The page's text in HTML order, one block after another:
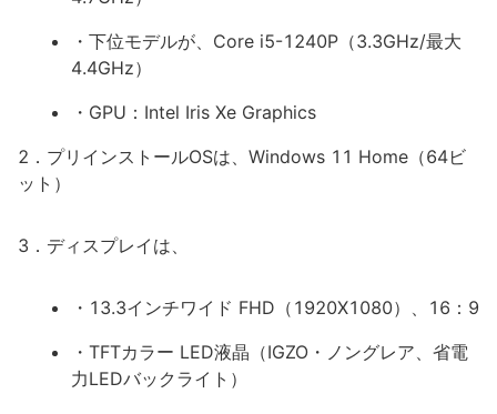
・下位モデルが、Core i5-1240P（3.3GHz/最大
4.4GHz）
・GPU：Intel Iris Xe Graphics
2．プリインストールOSは、Windows 11 Home（64ビ
ット）
3．ディスプレイは、
・13.3インチワイド FHD（1920X1080）、16：9
・TFTカラー LED液晶（IGZO・ノングレア、省電
力LEDバックライト）